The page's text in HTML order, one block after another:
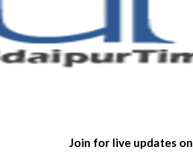
Join for live updates on